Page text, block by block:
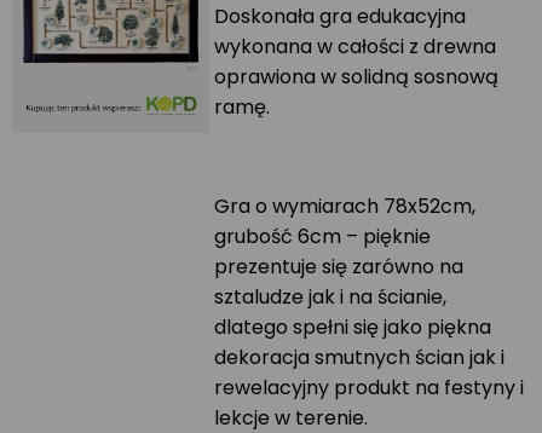
Doskonała gra edukacyjna
wykonana w całości z drewna
oprawiona w solidną sosnową
ramę.
Gra o wymiarach 78x52cm,
grubość 6cm – pięknie
prezentuje się zarówno na
sztaludze jak i na ścianie,
dlatego spełni się jako piękna
dekoracja smutnych ścian jak i
rewelacyjny produkt na festyny i
lekcje w terenie.